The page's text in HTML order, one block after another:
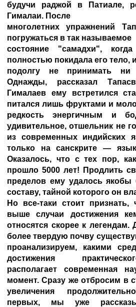
будучи раджой в Патиале,
Гималаи. После
многолетних упражнений
погружаться в так называемое
состояние "самадхи",
полностью покидала его тело,
подолгу не принимать
Однажды, рассказал
Гималаев ему встретился
питался лишь фруктами и
редкость энергичным и
удивительное, отшельник не
из современных индийских
только на санскрите —
Оказалось, что с тех пор,
прошло 5000 лет! Продлить
пределов ему удалось якобы
составу, тайной которого он
Но все-таки стоит признать,
выше случаи достижения
относятся скорее к легендам.
более твердую почву
проанализируем, какими
достижения
располагает современная
момент. Сразу же отбросим в
увеличения
первых, мы уже